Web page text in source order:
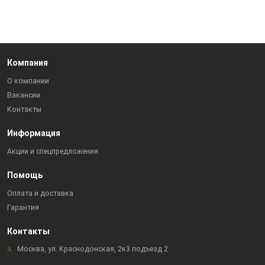
Компания
О компании
Вакансии
Контакты
Информация
Акции и спецпредложения
Помощь
Оплата и доставка
Гарантия
Контакты
Москва, ул. Краснодонская, 2к3 подъезд 2